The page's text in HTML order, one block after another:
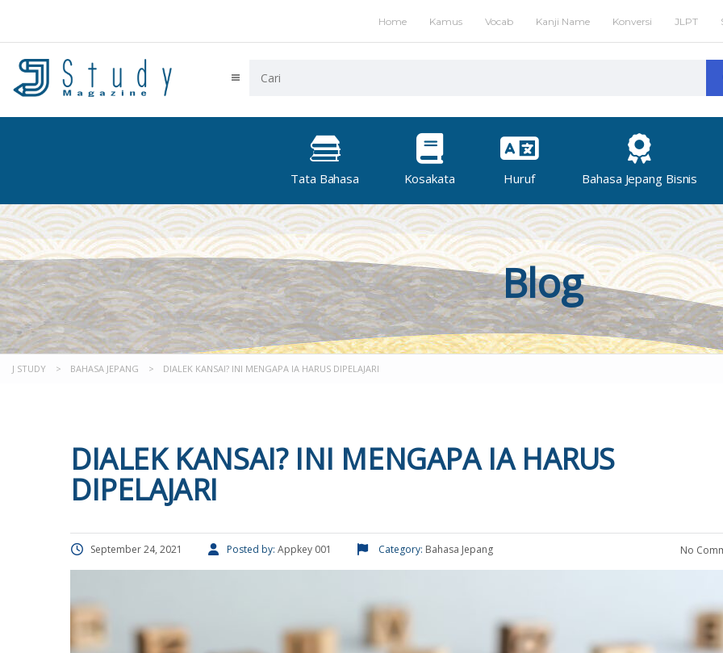
Home Kamus Vocab Kanji Name Konversi JLPT
Tata Bahasa Kosakata Huruf Bahasa Jepang Bisnis
Blog
J STUDY > BAHASA JEPANG > DIALEK KANSAI? INI MENGAPA IA HARUS DIPELAJARI
DIALEK KANSAI? INI MENGAPA IA HARUS
DIPELAJARI
September 24, 2021 Posted by: Appkey 001 Category: Bahasa Jepang No